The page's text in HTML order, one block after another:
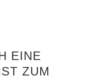
EINE
ZUM